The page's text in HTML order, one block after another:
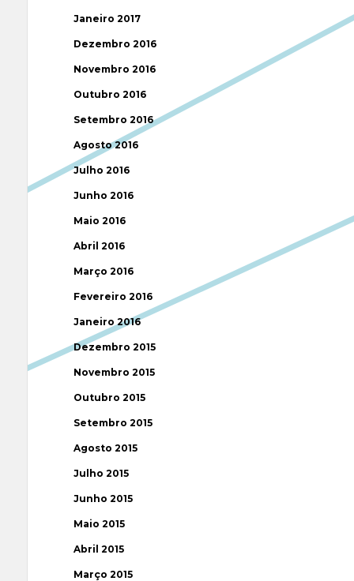
Janeiro 2017
Dezembro 2016
Novembro 2016
Outubro 2016
Setembro 2016
Agosto 2016
Julho 2016
Junho 2016
Maio 2016
Abril 2016
Março 2016
Fevereiro 2016
Janeiro 2016
Dezembro 2015
Novembro 2015
Outubro 2015
Setembro 2015
Agosto 2015
Julho 2015
Junho 2015
Maio 2015
Abril 2015
Março 2015